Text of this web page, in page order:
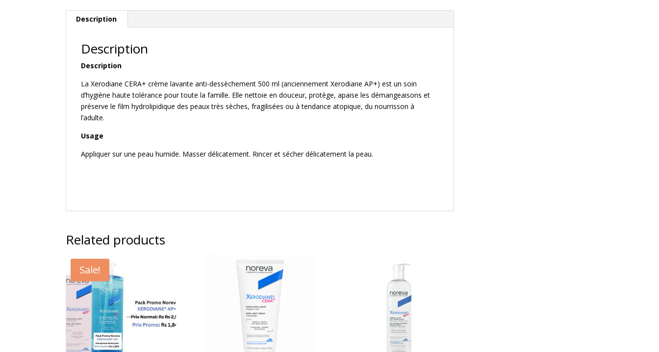
Description
Description
Description
La Xerodiane CERA+ crème lavante anti-dessèchement 500 ml (anciennement Xerodiane AP+) est un soin
d’hygiène haute tolérance pour toute la famille. Elle nettoie en douceur, protège, apaise les démangeaisons et
préserve le film hydrolipidique des peaux très sèches, fragilisées ou à tendance atopique, du nourrisson à
l’adulte.
Usage
Appliquer sur une peau humide. Masser délicatement. Rincer et sécher délicatement la peau.
Related products
Sale!